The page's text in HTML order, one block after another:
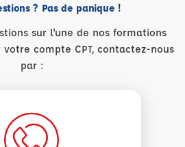
? Pas de panique !
sur l'une de nos formations
compte CPT, contactez-nous
par :